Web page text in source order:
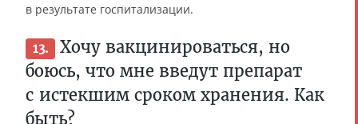
в результате госпитализации.
13.
Хочу вакцинироваться, но
боюсь, что мне введут препарат
с истекшим сроком хранения. Как
быть?